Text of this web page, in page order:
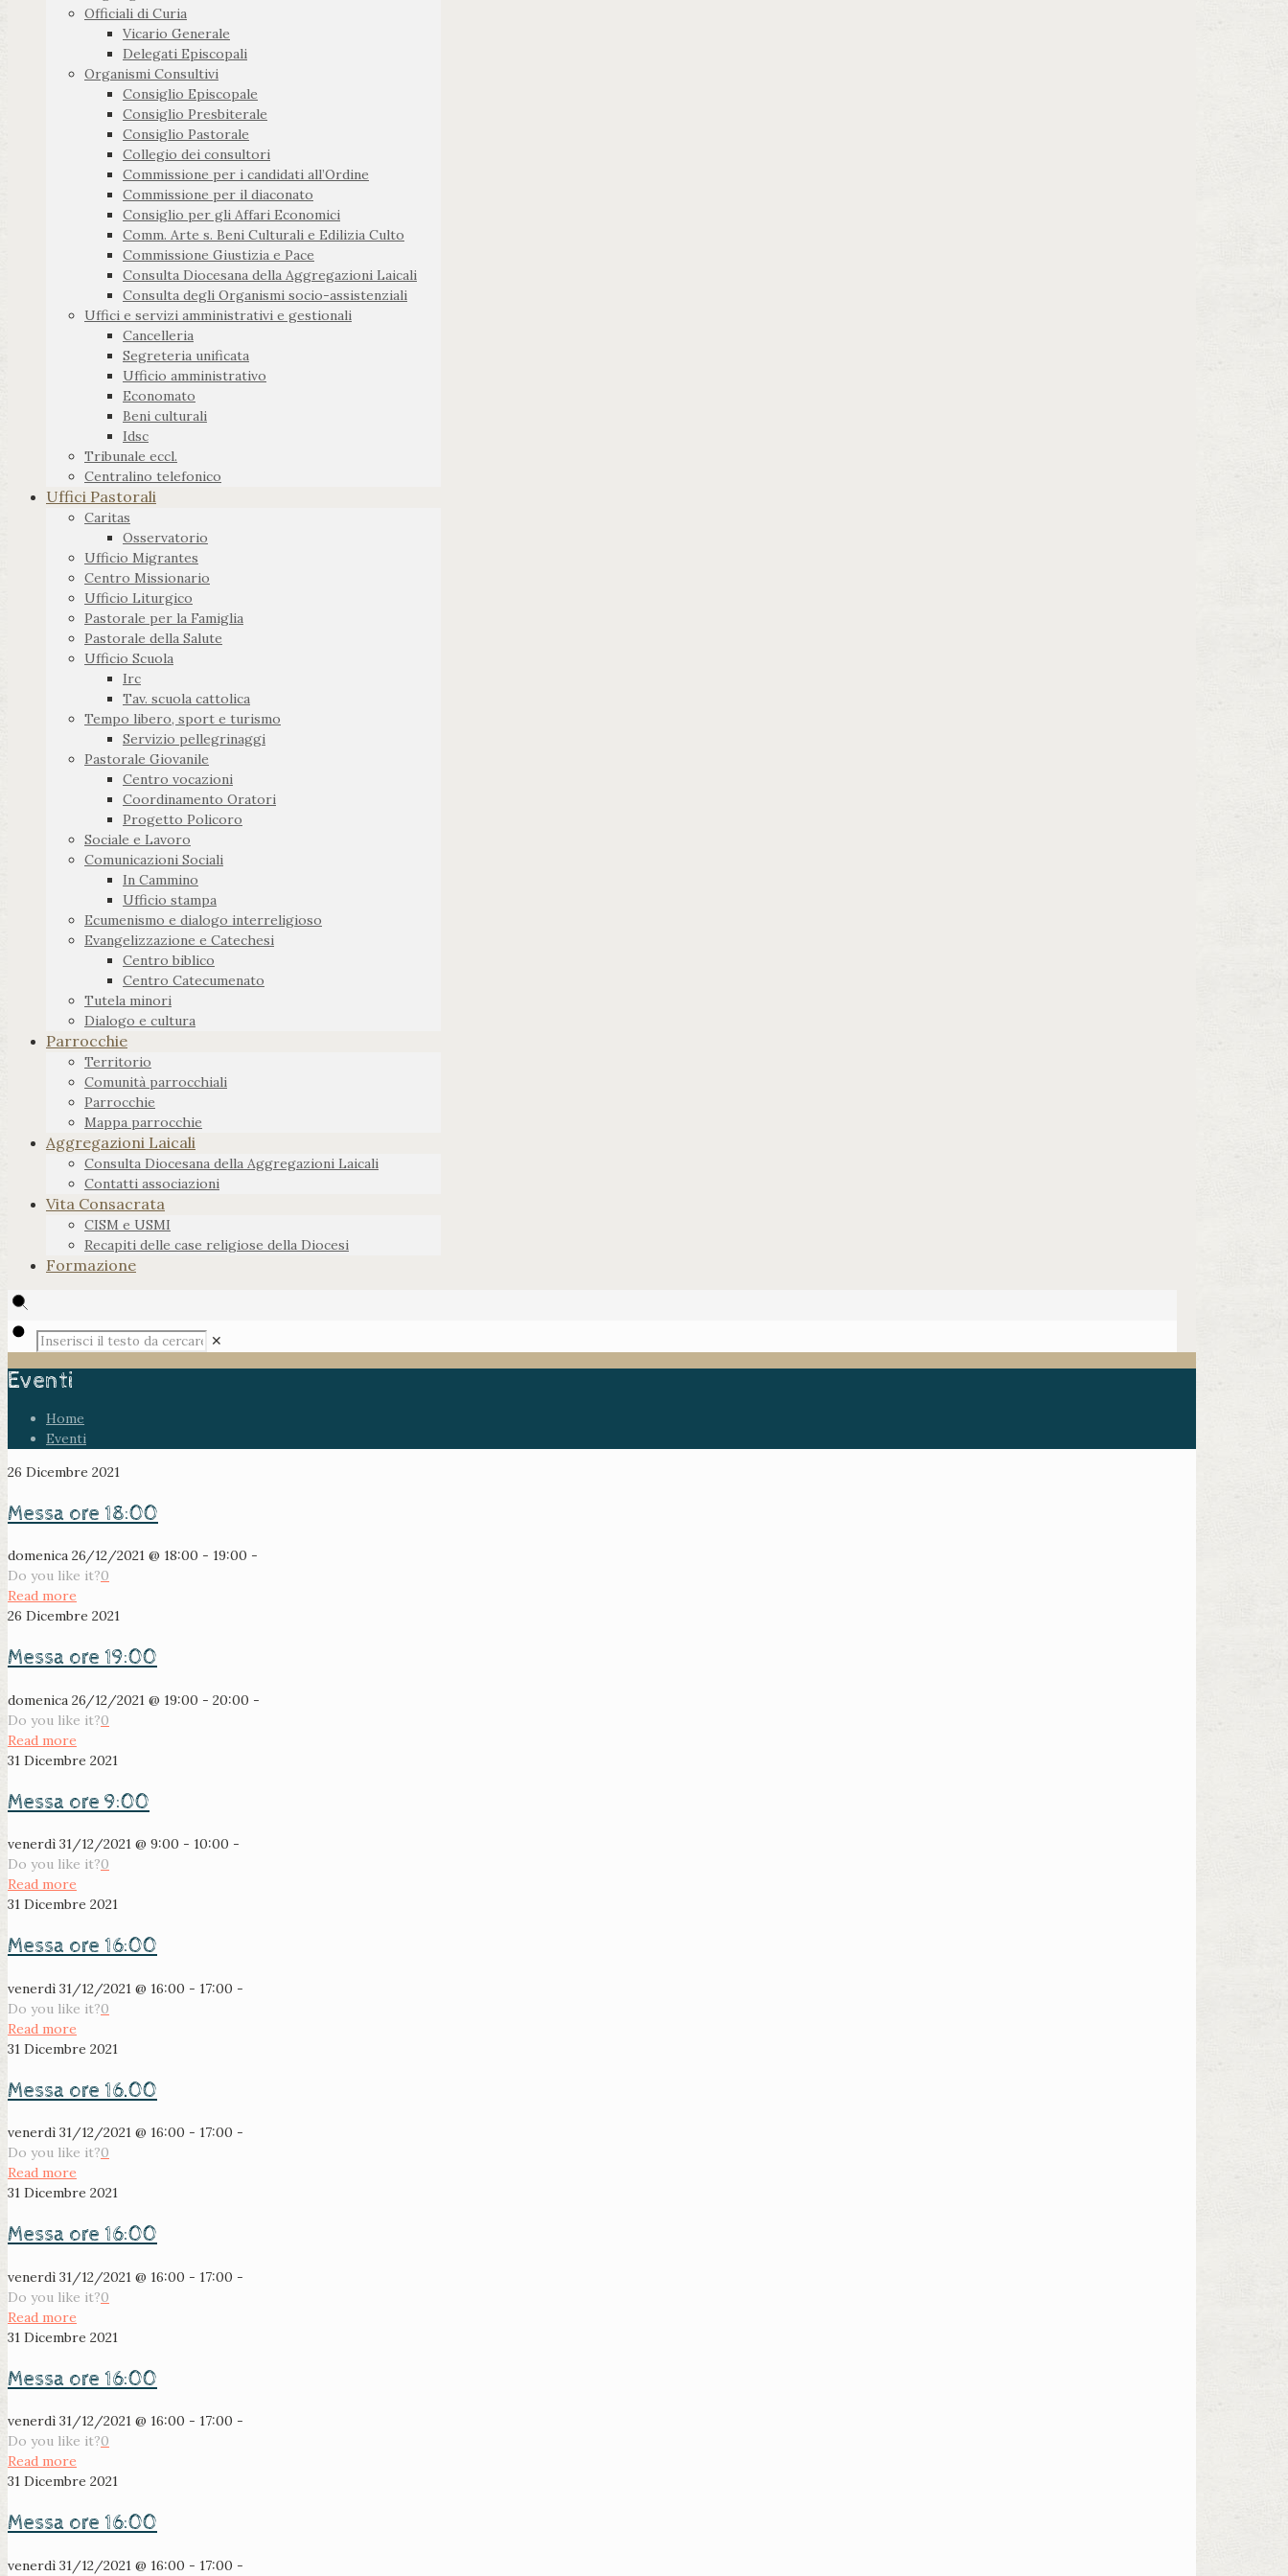
Officiali di Curia
Vicario Generale
Delegati Episcopali
Organismi Consultivi
Consiglio Episcopale
Consiglio Presbiterale
Consiglio Pastorale
Collegio dei consultori
Commissione per i candidati all’Ordine
Commissione per il diaconato
Consiglio per gli Affari Economici
Comm. Arte s. Beni Culturali e Edilizia Culto
Commissione Giustizia e Pace
Consulta Diocesana della Aggregazioni Laicali
Consulta degli Organismi socio-assistenziali
Uffici e servizi amministrativi e gestionali
Cancelleria
Segreteria unificata
Ufficio amministrativo
Economato
Beni culturali
Idsc
Tribunale eccl.
Centralino telefonico
Uffici Pastorali
Caritas
Osservatorio
Ufficio Migrantes
Centro Missionario
Ufficio Liturgico
Pastorale per la Famiglia
Pastorale della Salute
Ufficio Scuola
Irc
Tav. scuola cattolica
Tempo libero, sport e turismo
Servizio pellegrinaggi
Pastorale Giovanile
Centro vocazioni
Coordinamento Oratori
Progetto Policoro
Sociale e Lavoro
Comunicazioni Sociali
In Cammino
Ufficio stampa
Ecumenismo e dialogo interreligioso
Evangelizzazione e Catechesi
Centro biblico
Centro Catecumenato
Tutela minori
Dialogo e cultura
Parrocchie
Territorio
Comunità parrocchiali
Parrocchie
Mappa parrocchie
Aggregazioni Laicali
Consulta Diocesana della Aggregazioni Laicali
Contatti associazioni
Vita Consacrata
CISM e USMI
Recapiti delle case religiose della Diocesi
Formazione
✕
Eventi
Home
Eventi
26 Dicembre 2021
Messa ore 18:00
domenica 26/12/2021 @ 18:00 - 19:00 -
Do you like it?0
Read more
26 Dicembre 2021
Messa ore 19:00
domenica 26/12/2021 @ 19:00 - 20:00 -
Do you like it?0
Read more
31 Dicembre 2021
Messa ore 9:00
venerdì 31/12/2021 @ 9:00 - 10:00 -
Do you like it?0
Read more
31 Dicembre 2021
Messa ore 16:00
venerdì 31/12/2021 @ 16:00 - 17:00 -
Do you like it?0
Read more
31 Dicembre 2021
Messa ore 16.00
venerdì 31/12/2021 @ 16:00 - 17:00 -
Do you like it?0
Read more
31 Dicembre 2021
Messa ore 16:00
venerdì 31/12/2021 @ 16:00 - 17:00 -
Do you like it?0
Read more
31 Dicembre 2021
Messa ore 16:00
venerdì 31/12/2021 @ 16:00 - 17:00 -
Do you like it?0
Read more
31 Dicembre 2021
Messa ore 16:00
venerdì 31/12/2021 @ 16:00 - 17:00 -